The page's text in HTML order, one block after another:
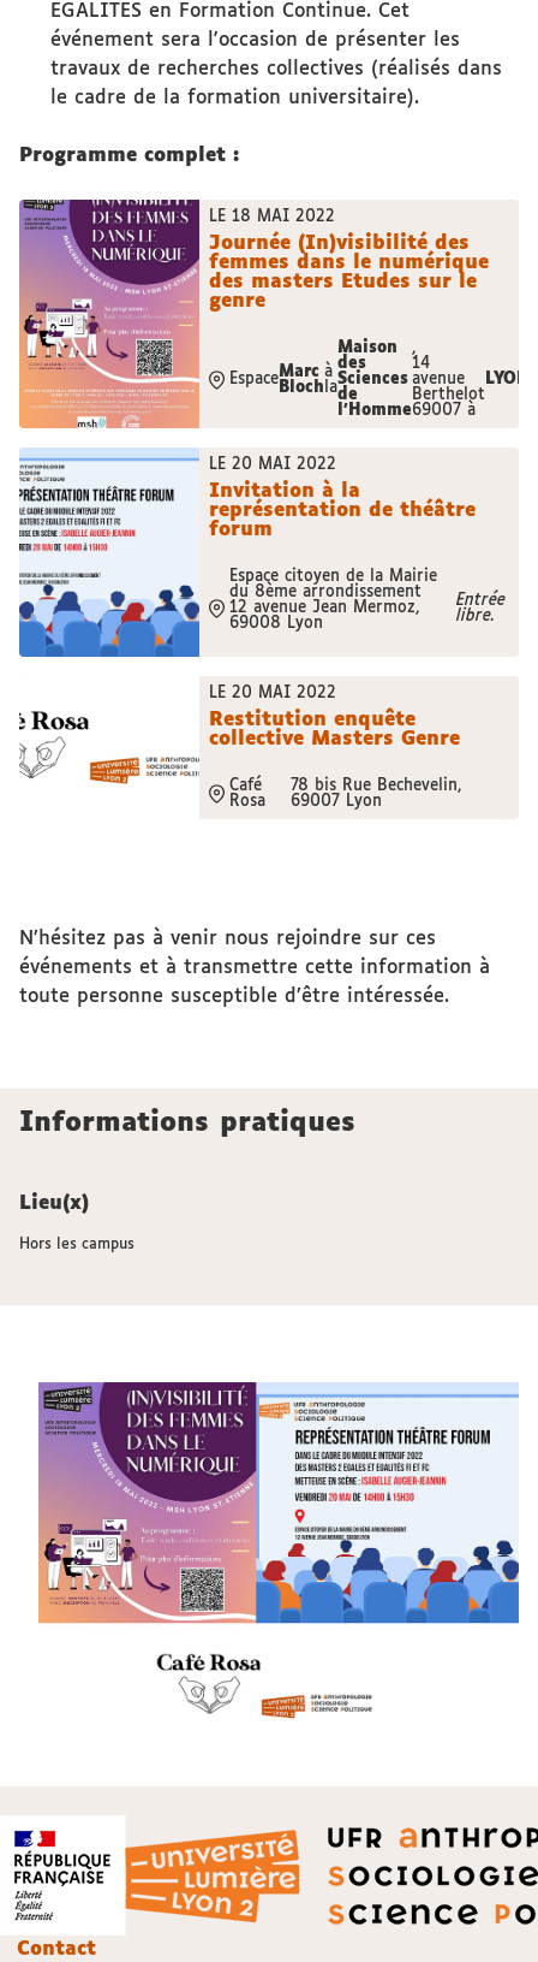
EGALITES en Formation Continue. Cet
événement sera l'occasion de présenter les
travaux de recherches collectives (réalisés dans
le cadre de la formation universitaire).
Programme complet :
LE 18 MAI 2022
Journée (In)visibilité des
femmes dans le numérique
des masters Etudes sur le
genre
EspaceMarc
Bloch
à
la
Maison
des
Sciences
de
l’Homme
,
14
avenue
Berthelot
69007 à
LYON
LE 20 MAI 2022
Invitation à la
représentation de théâtre
forum
Espace citoyen de la Mairie
du 8ème arrondissement
12 avenue Jean Mermoz,
69008 Lyon
Entrée
libre.
LE 20 MAI 2022
Restitution enquête
collective Masters Genre
Café
Rosa
78 bis Rue Bechevelin,
69007 Lyon
N’hésitez pas à venir nous rejoindre sur ces
événements et à transmettre cette information à
toute personne susceptible d’être intéressée.
Informations pratiques
Lieu(x)
Hors les campus
Contact